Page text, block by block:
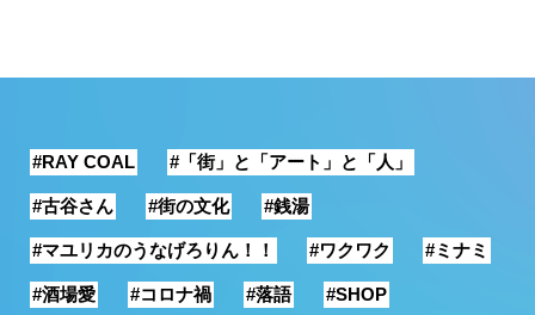
#RAY COAL #「街」と「アート」と「人」
#古谷さん #街の文化 #銭湯
#マユリカのうなげろりん！！ #ワクワク #ミナミ
#酒場愛 #コロナ禍 #落語 #SHOP